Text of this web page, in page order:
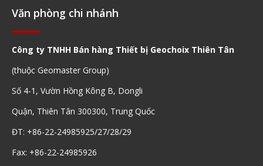
Văn phòng chi nhánh
Công ty TNHH Bán hàng Thiết bị Geochoix Thiên Tân
(thuộc Geomaster Group)
Số 4-1, Vườn Hồng Kông B, Dongli
Quận, Thiên Tân 300300, Trung Quốc
ĐT: +86-22-24985925/27/28/29
Fax: +86-22-24985926